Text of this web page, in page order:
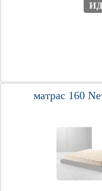
ИД
матрас 160